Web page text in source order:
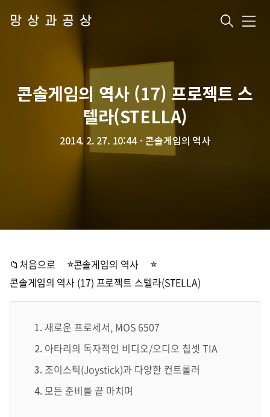
망상과공상 메
콘솔게임의 역사 (17) 프로젝트 스
텔라(STELLA)
2014. 2. 27. 10:44ㆍ콘솔게임의 역사
📁처음으로
콘솔게임의 역사
콘솔게임의 역사 (17) 프로젝트 스텔라(STELLA)
새로운 프로세서, MOS 6507
아타리의 독자적인 비디오/오디오 칩셋 TIA
조이스틱(Joystick)과 다양한 컨트롤러
모든 준비를 끝 마치며